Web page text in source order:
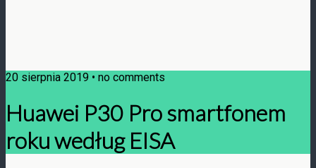
20 sierpnia 2019 • no comments
Huawei P30 Pro smartfonem
roku według EISA